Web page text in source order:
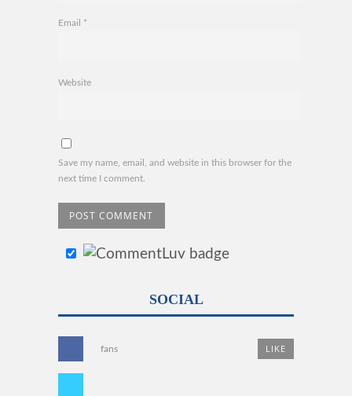
Email *
Website
Save my name, email, and website in this browser for the
next time I comment.
SOCIAL
fans LIKE